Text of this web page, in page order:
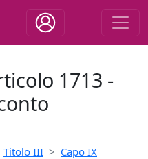
1713 -
Titolo III
Capo IX